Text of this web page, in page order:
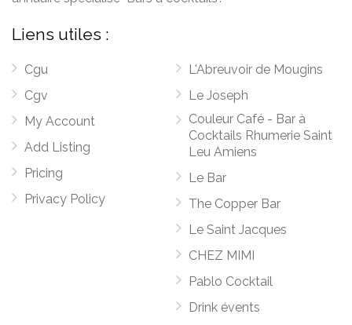
Liens utiles :
Cgu
Cgv
My Account
Add Listing
Pricing
Privacy Policy
L'Abreuvoir de Mougins
Le Joseph
Couleur Café - Bar à
Cocktails Rhumerie Saint
Leu Amiens
Le Bar
The Copper Bar
Le Saint Jacques
CHEZ MIMI
Pablo Cocktail
Drink évents